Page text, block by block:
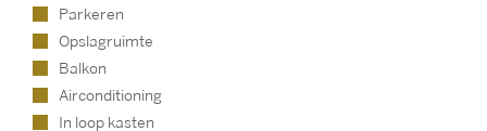
Parkeren
Opslagruimte
Balkon
Airconditioning
In loop kasten